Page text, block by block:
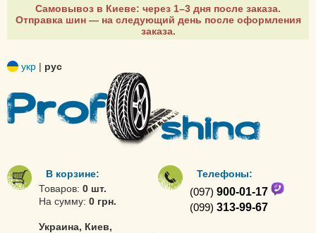
Самовывоз в Киеве: через 1–3 дня после заказа.
Отправка шин — на следующий день после оформления
заказа.
укр | рус
В корзине:
Товаров: 0 шт.
На сумму: 0 грн.
Украина, Киев,
Телефоны:
(097) 900-01-17
(099) 313-99-67